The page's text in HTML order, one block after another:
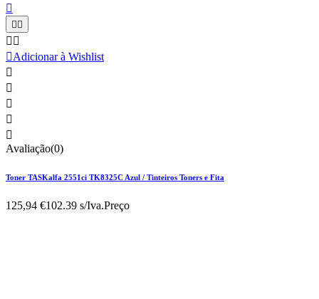

 
 
Adicionar à Wishlist





Avaliação(0)
Toner TASKalfa 2551ci TK8325C Azul / Tinteiros Toners e Fita
125,94 €102.39 s/Iva.Preço